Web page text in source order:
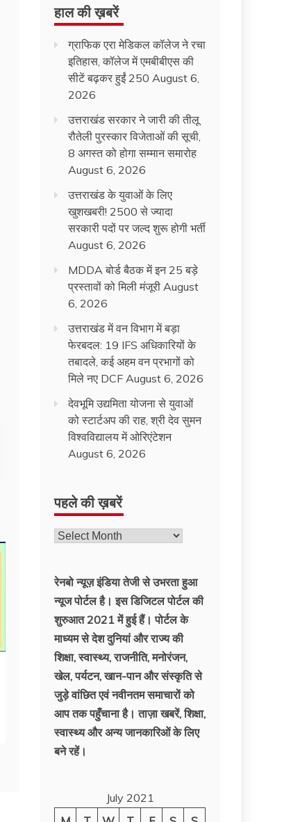
हाल की ख़बरें
ग्राफिक एरा मेडिकल कॉलेज ने रचा
इतिहास, कॉलेज में एमबीबीएस की
सीटें बढ़कर हुईं 250 August 6,
2026
उत्तराखंड सरकार ने जारी की तीलू
रौतेली पुरस्कार विजेताओं की सूची,
8 अगस्त को होगा सम्मान समारोह
August 6, 2026
उत्तराखंड के युवाओं के लिए
खुशखबरी! 2500 से ज्यादा
सरकारी पदों पर जल्द शुरू होगी भर्ती
August 6, 2026
MDDA बोर्ड बैठक में इन 25 बड़े
प्रस्तावों को मिली मंजूरी August
6, 2026
उत्तराखंड में वन विभाग में बड़ा
फेरबदल: 19 IFS अधिकारियों के
तबादले, कई अहम वन प्रभागों को
मिले नए DCF August 6, 2026
देवभूमि उद्यमिता योजना से युवाओं
को स्टार्टअप की राह, श्री देव सुमन
विश्वविद्यालय में ओरिएंटेशन
August 6, 2026
पहले की ख़बरें
रेनबो न्यूज़ इंडिया तेजी से उभरता हुआ
न्‍यूज पोर्टल है। इस डिजिटल पोर्टल की
शुरुआत 2021 में हुई हैं। पोर्टल के
माध्यम से देश दुनियां और राज्य की
शिक्षा, स्वास्थ्य, राजनीति, मनोरंजन,
खेल, पर्यटन, खान-पान और संस्कृति से
जुड़े वांछित एवं नवीनतम समाचारों को
आप तक पहुँचाना है। ताज़ा खबरें, शिक्षा,
स्वास्थ्य और अन्य जानकारिओं के लिए
बने रहें।
July 2021